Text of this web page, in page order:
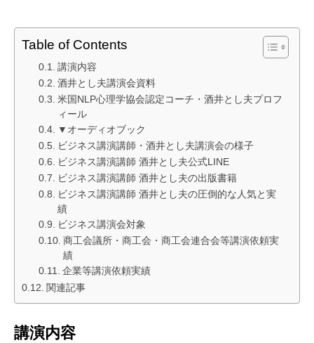
Table of Contents
講演内容
酒井とし夫講演会資料
米国NLP心理学協会認定コーチ・酒井とし夫プロフ
ィール
▼オーディオブック
ビジネス講演講師・酒井とし夫講演会の様子
ビジネス講演講師 酒井とし夫公式LINE
ビジネス講演講師 酒井とし夫の出版書籍
ビジネス講演講師 酒井とし夫の圧倒的な人気と実
績
ビジネス講演会対象
商工会議所・商工会・商工会連合会等講演依頼実
績
企業等講演依頼実績
関連記事
講演内容